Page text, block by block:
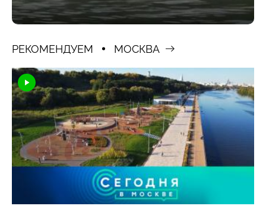
РЕКОМЕНДУЕМ МОСКВА